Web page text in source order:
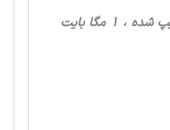
، کلیه گرایش ها، 11 صفحه فارسی تایپ شده ، 1 مگا بایت